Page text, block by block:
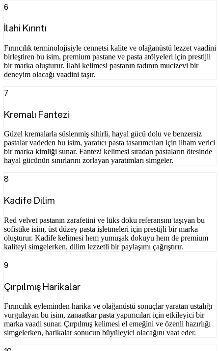
6
İlahi Kırıntı
Fırıncılık terminolojisiyle cennetsi kalite ve olağanüstü lezzet vaadini
birleştiren bu isim, premium pastane ve pasta atölyeleri için prestijli
bir marka oluşturur. İlahi kelimesi pastanın tadının mucizevi bir
deneyim olacağı vaadini taşır.
7
Kremalı Fantezi
Güzel kremalarla süslenmiş sihirli, hayal gücü dolu ve benzersiz
pastalar vadeden bu isim, yaratıcı pasta tasarımcıları için ilham verici
bir marka kimliği sunar. Fantezi kelimesi sıradan pastaların ötesinde
hayal gücünün sınırlarını zorlayan yaratımları simgeler.
8
Kadife Dilim
Red velvet pastanın zarafetini ve lüks doku referansını taşıyan bu
sofistike isim, üst düzey pasta işletmeleri için prestijli bir marka
oluşturur. Kadife kelimesi hem yumuşak dokuyu hem de premium
kaliteyi simgelerken, dilim lezzetli bir paylaşımı çağrıştırır.
9
Çırpılmış Harikalar
Fırıncılık eyleminden harika ve olağanüstü sonuçlar yaratan ustalığı
vurgulayan bu isim, zanaatkar pasta yapımcıları için etkileyici bir
marka vaadi sunar. Çırpılmış kelimesi el emeğini ve özenli hazırlığı
simgelerken, harikalar sonucun büyüleyici olacağını vaat eder.